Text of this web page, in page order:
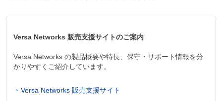
Versa Networks 販売支援サイトのご案内
Versa Networks の製品概要や特長、保守・サポート情報を分
かりやすくご紹介しています。
Versa Networks 販売支援サイト